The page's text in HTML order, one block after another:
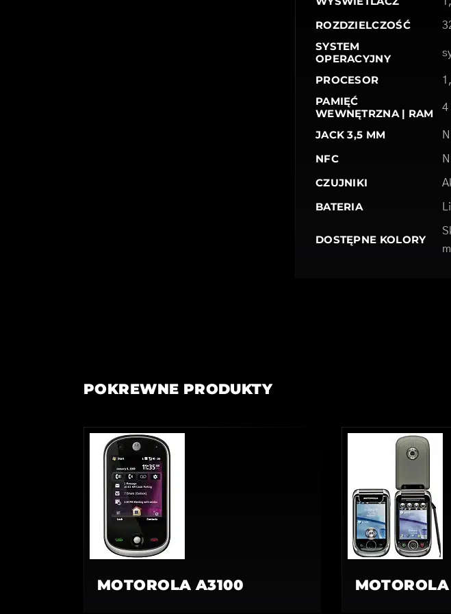
ROZDZIELCZOŚĆ
SYSTEM
OPERACYJNY
PROCESOR
PAMIĘĆ
WEWNĘTRZNA | RAM
4
JACK 3,5 MM
NFC
CZUJNIKI
BATERIA
DOSTĘPNE KOLORY
POKREWNE PRODUKTY
MOTOROLA A3100